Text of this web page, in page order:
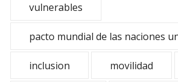
vulnerables
pacto mundial de las naciones
inclusion movilidad